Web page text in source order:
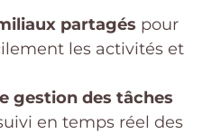
partagés pour
les activités et
gestion des tâches
en temps réel des